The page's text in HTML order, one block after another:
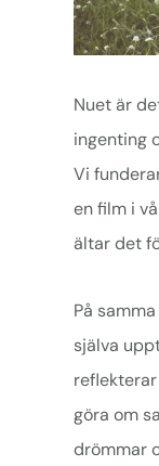
Nuet är
ingenting
Vi
en film i
ältar det
På
själva
göra om
drömmar